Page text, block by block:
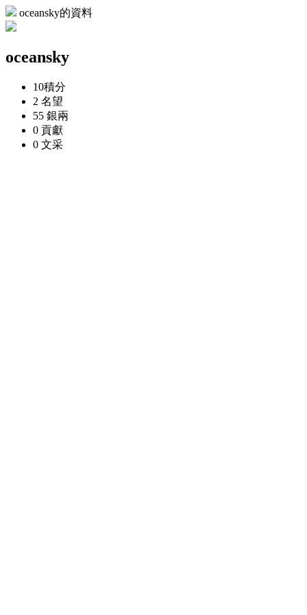
oceansky的資料
oceansky
10積分
2 名望
55 銀兩
0 貢獻
0 文采